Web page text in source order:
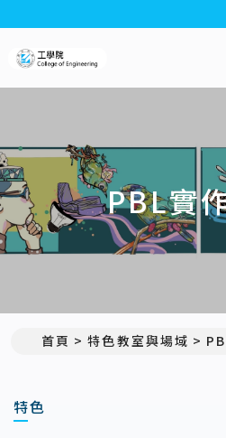
PBL實
首頁 特色教室與場域
特色